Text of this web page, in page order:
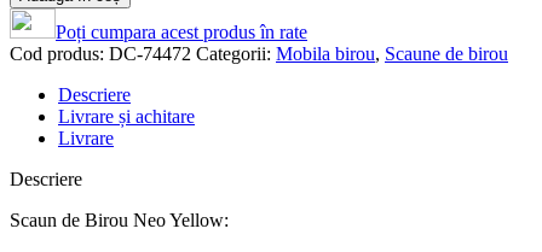
Poți cumpara acest produs în rate
Cod produs: DC-74472 Categorii: Mobila birou, Scaune de birou
Descriere
Livrare și achitare
Livrare
Descriere
Scaun de Birou Neo Yellow: